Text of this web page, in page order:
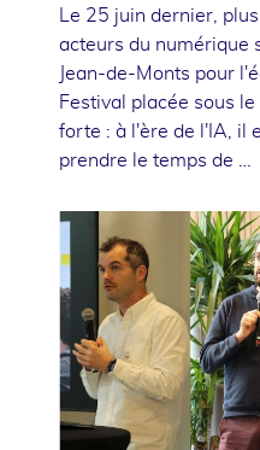
Le 25 juin dernier,
acteurs du numérique
Jean-de-Monts pour
Festival placée sous
forte : à l'ère de l'IA, il
prendre le temps de …